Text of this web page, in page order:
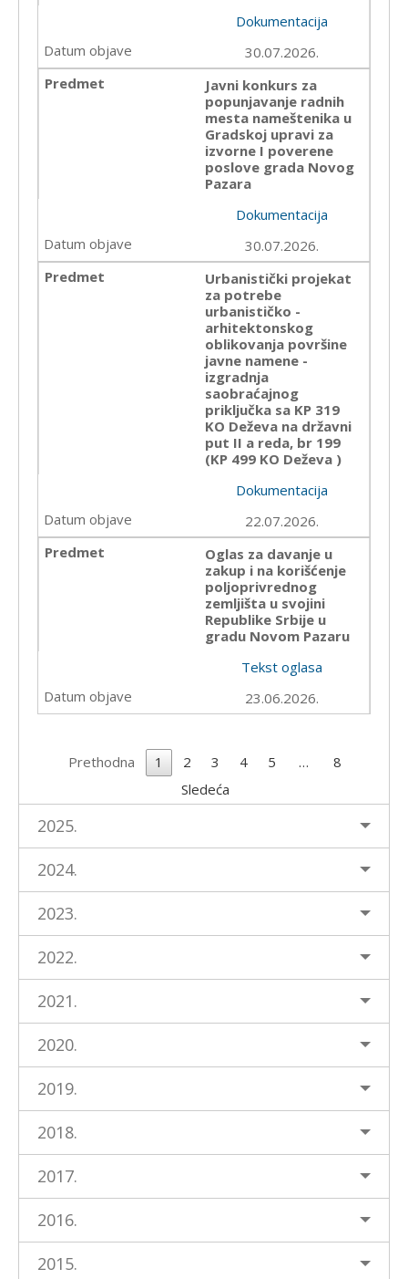
Dokumentacija
30.07.2026.
Javni konkurs za
popunjavanje radnih
mesta nameštenika u
Gradskoj upravi za
izvorne I poverene
poslove grada Novog
Pazara
Dokumentacija
30.07.2026.
Urbanistički projekat
za potrebe
urbanističko -
arhitektonskog
oblikovanja površine
javne namene -
izgradnja
saobraćajnog
priključka sa KP 319
KO Deževa na državni
put II a reda, br 199
(KP 499 KO Deževa )
Dokumentacija
22.07.2026.
Oglas za davanje u
zakup i na korišćenje
poljoprivrednog
zemljišta u svojini
Republike Srbije u
gradu Novom Pazaru
Tekst oglasa
23.06.2026.
Prethodna 1 2 3 4 5 …
8
Sledeća
2025.
2024.
2023.
2022.
2021.
2020.
2019.
2018.
2017.
2016.
2015.